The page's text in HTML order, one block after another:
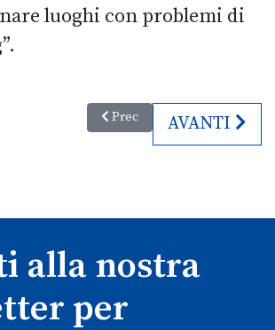
luoghi con problemi di
Articolo precedente:
Prec ARTICOLO
AVANTI
alla nostra
per